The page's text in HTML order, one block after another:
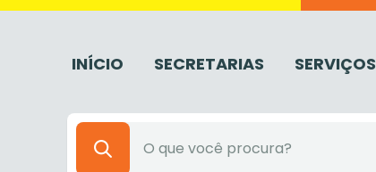
INÍCIO SECRETARIAS SERVIÇOS